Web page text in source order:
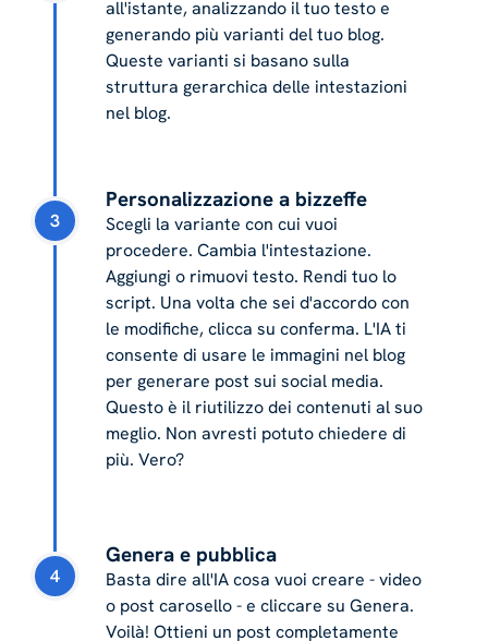
all'istante, analizzando il tuo testo e
generando più varianti del tuo blog.
Queste varianti si basano sulla
struttura gerarchica delle intestazioni
nel blog.
3
Personalizzazione a bizzeffe
Scegli la variante con cui vuoi
procedere. Cambia l'intestazione.
Aggiungi o rimuovi testo. Rendi tuo lo
script. Una volta che sei d'accordo con
le modifiche, clicca su conferma. L'IA ti
consente di usare le immagini nel blog
per generare post sui social media.
Questo è il riutilizzo dei contenuti al suo
meglio. Non avresti potuto chiedere di
più. Vero?
4
Genera e pubblica
Basta dire all'IA cosa vuoi creare - video
o post carosello - e cliccare su Genera.
Voilà! Ottieni un post completamente